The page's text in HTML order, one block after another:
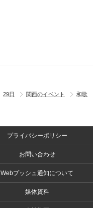
29日 関西のイベント
和歌
プライバシーポリシー
お問い合わせ
Webプッシュ通知について
媒体資料